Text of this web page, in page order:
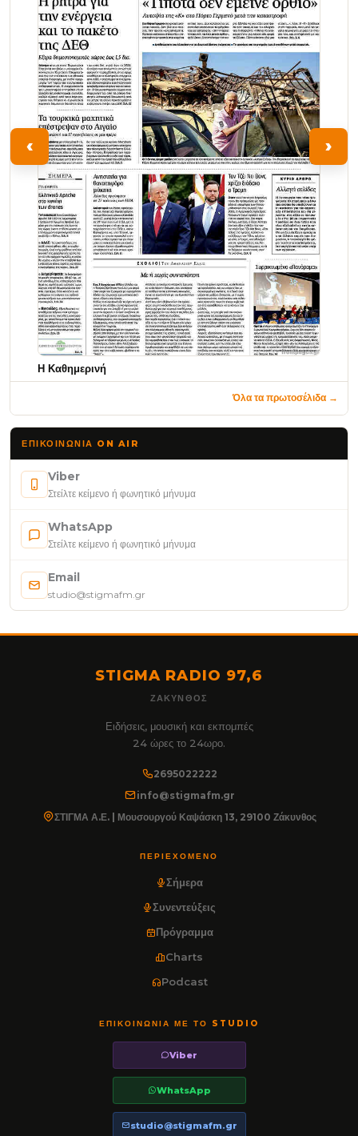
‹
Η Καθημερινή
›
Όλα τα πρωτοσέλιδα →
ΕΠΙΚΟΙΝΩΝΊΑ ON AIR
Viber
Στείλτε κείμενο ή φωνητικό μήνυμα
WhatsApp
Στείλτε κείμενο ή φωνητικό μήνυμα
Email
studio@stigmafm.gr
STIGMA RADIO 97,6
ΖΆΚΥΝΘΟΣ
Ειδήσεις, μουσική και εκπομπές
24 ώρες το 24ωρο.
2695022222
info@stigmafm.gr
ΣΤΙΓΜΑ Α.Ε. | Μουσουργού Καψάσκη 13, 29100 Ζάκυνθος
ΠΕΡΙΕΧΌΜΕΝΟ
Σήμερα
Συνεντεύξεις
Πρόγραμμα
Charts
Podcast
ΕΠΙΚΟΙΝΩΝΊΑ ΜΕ ΤΟ STUDIO
Viber
WhatsApp
studio@stigmafm.gr